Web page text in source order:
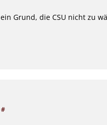
Grund, die CSU nicht zu
#